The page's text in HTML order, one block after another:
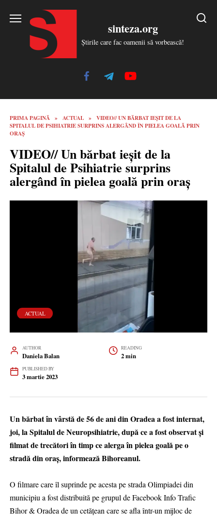
sinteza.org
Știrile care fac oamenii să vorbească!
PRIMA PAGINĂ » ACTUAL »
VIDEO// UN BĂRBAT IEȘIT DE LA
SPITALUL DE PSIHIATRIE SURPRINS ALERGÂND ÎN PIELEA GOALĂ PRIN
ORAȘ
VIDEO// Un bărbat ieșit de la
Spitalul de Psihiatrie surprins
alergând în pielea goală prin oraș
ACTUAL
AUTHOR
Daniela Balan
READING
2 min
PUBLISHED BY
3 martie 2023
Un bărbat în vârstă de 56 de ani din Oradea a fost internat,
joi, la Spitalul de Neuropsihiatrie, după ce a fost observat şi
filmat de trecători în timp ce alerga în pielea goală pe o
stradă din oraş, informează Bihoreanul.
O filmare care îl suprinde pe acesta pe strada Olimpiadei din
municipiu a fost distribuită pe grupul de Facebook Info Trafic
Bihor & Oradea de un cetăţean care se afla într-un mijloc de